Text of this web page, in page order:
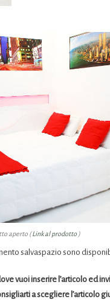
aperto (Link al prodotto)
salvaspazio sono
vuoi inserire l’articolo ed
a scegliere l’articolo